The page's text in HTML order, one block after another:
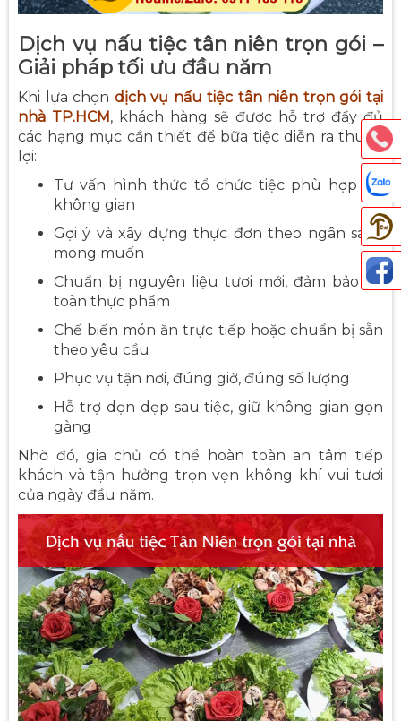
Dịch vụ nấu tiệc tân niên trọn gói –
Giải pháp tối ưu đầu năm
Khi lựa chọn dịch vụ nấu tiệc tân niên trọn gói tại
nhà TP.HCM, khách hàng sẽ được hỗ trợ đầy đủ
các hạng mục cần thiết để bữa tiệc diễn ra thuận
lợi:
Tư vấn hình thức tổ chức tiệc phù hợp với
không gian
Gợi ý và xây dựng thực đơn theo ngân sách
mong muốn
Chuẩn bị nguyên liệu tươi mới, đảm bảo an
toàn thực phẩm
Chế biến món ăn trực tiếp hoặc chuẩn bị sẵn
theo yêu cầu
Phục vụ tận nơi, đúng giờ, đúng số lượng
Hỗ trợ dọn dẹp sau tiệc, giữ không gian gọn
gàng
Nhờ đó, gia chủ có thể hoàn toàn an tâm tiếp
khách và tận hưởng trọn vẹn không khí vui tươi
của ngày đầu năm.